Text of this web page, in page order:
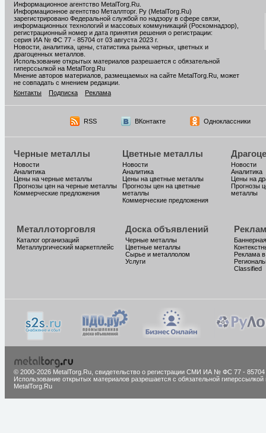
Информационное агентство MetalTorg.Ru
Информационное агентство Металлторг. Ру (MetalTorg.Ru)
зарегистрировано Федеральной службой по надзору в сфере связи,
информационных технологий и массовых коммуникаций (Роскомнадзор),
регистрационный номер и дата принятия решения о регистрации:
серия ИА № ФС 77 - 85704 от 03 августа 2023 г.
Новости, аналитика, цены, статистика рынка черных, цветных и
драгоценных металлов.
Использование открытых материалов разрешается с обязательной
гиперссылкой на MetalTorg.Ru
Мнение авторов материалов, размещаемых на сайте MetalTorg.Ru, может
не совпадать с мнением редакции.
Контакты
Подписка Реклама
RSS ВКонтакте Одноклассники
Черные металлы
Новости
Аналитика
Цены на черные металлы
Прогнозы цен на черные металлы
Коммерческие предложения
Цветные металлы
Новости
Аналитика
Цены на цветные металлы
Прогнозы цен на цветные
металлы
Коммерческие предложения
Новости
Аналитика
Цены на
Прогнозы
металлы
Металлоторговля
Каталог организаций
Металлургический маркетплейс
Доска объявлений
Черные металлы
Цветные металлы
Сырье и металлолом
Услуги
Реклама
Classified
© 2000-2026 MetalTorg.Ru, cвидетельство о регистрации СМИ ИА № ФС 77 - 85704
Использование открытых материалов разрешается с обязательной гиперссылкой
MetalTorg.Ru